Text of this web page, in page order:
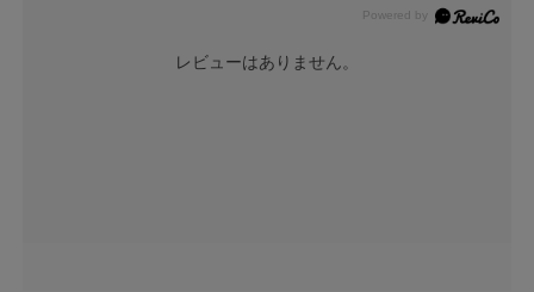
レビューはありません。